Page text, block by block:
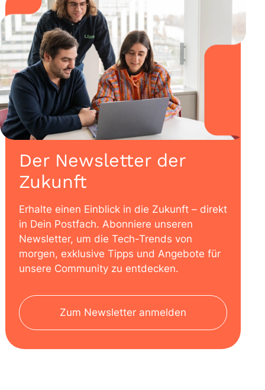
Der Newsletter der
Zukunft
Erhalte einen Einblick in die Zukunft – direkt
in Dein Postfach. Abonniere unseren
Newsletter, um die Tech-Trends von
morgen, exklusive Tipps und Angebote für
unsere Community zu entdecken.
Zum Newsletter anmelden